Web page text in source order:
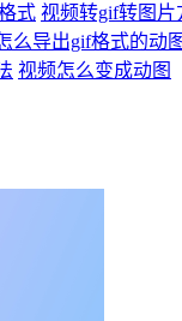
式 视频转gif转图片
么导出gif格式的动
视频怎么变成动图